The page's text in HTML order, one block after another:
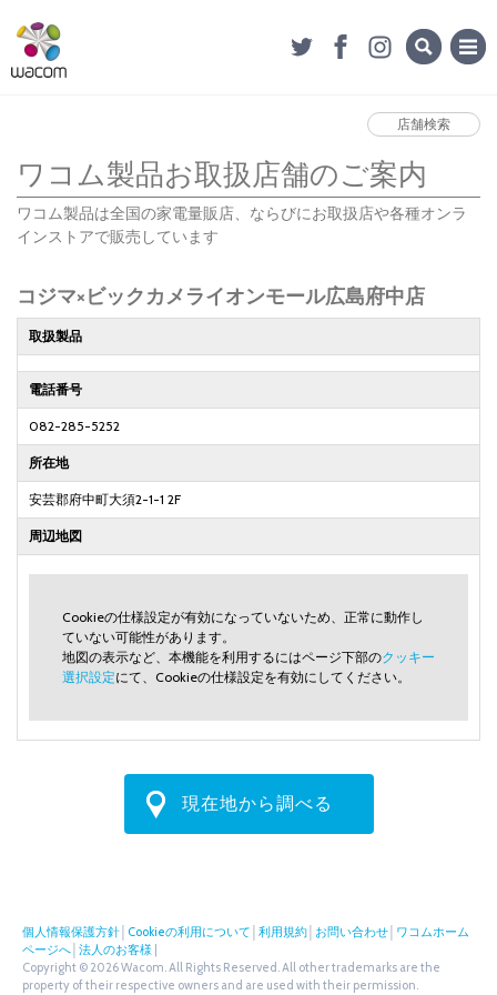
店舗検索
ワコム製品お取扱店舗のご案内
ワコム製品は全国の家電量販店、ならびにお取扱店や各種オンラ
インストアで販売しています
コジマ×ビックカメライオンモール広島府中店
取扱製品
電話番号
082-285-5252
所在地
安芸郡府中町大須2-1-1 2F
周辺地図
Cookieの仕様設定が有効になっていないため、正常に動作し
ていない可能性があります。
地図の表示など、本機能を利用するにはページ下部のクッキー
選択設定にて、Cookieの仕様設定を有効にしてください。
現在地から調べる
個人情報保護方針 Cookieの利用について 利用規約 お問い合わせ ワコムホーム
ページへ 法人のお客様
Copyright © 2026 Wacom. All Rights Reserved. All other trademarks are the
property of their respective owners and are used with their permission.